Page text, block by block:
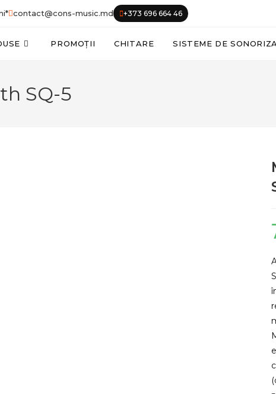
contact@cons-music.md +373 696 664 46
PROMOȚII CHITARE SISTEME DE
SQ-5